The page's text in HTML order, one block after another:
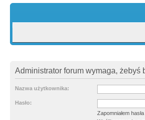
Administrator forum wymaga, żebyś
Nazwa użytkownika:
Hasło:
Zapomniałem hasła